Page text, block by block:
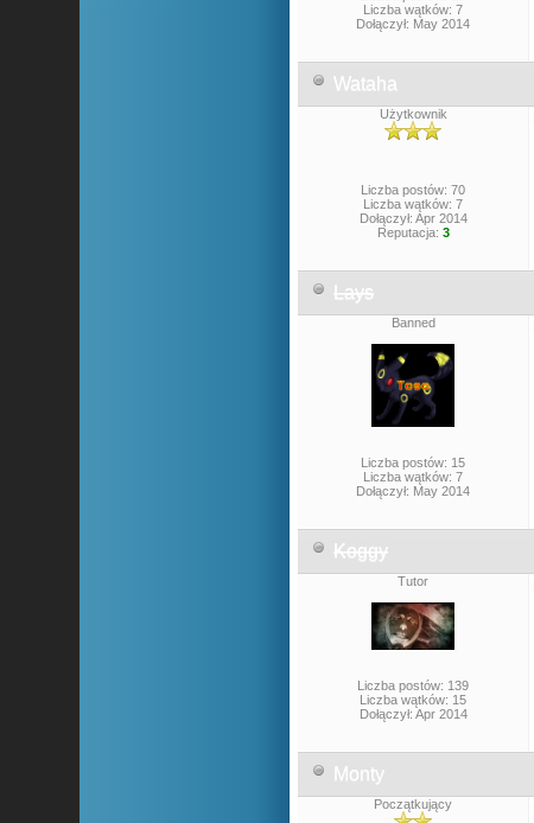
Liczba wątków: 7
Dołączył: May 2014
Wataha
Użytkownik
Liczba postów: 70
Liczba wątków: 7
Dołączył: Apr 2014
Reputacja: 3
Lays
Banned
Liczba postów: 15
Liczba wątków: 7
Dołączył: May 2014
Koggy
Tutor
Liczba postów: 139
Liczba wątków: 15
Dołączył: Apr 2014
Monty
Początkujący